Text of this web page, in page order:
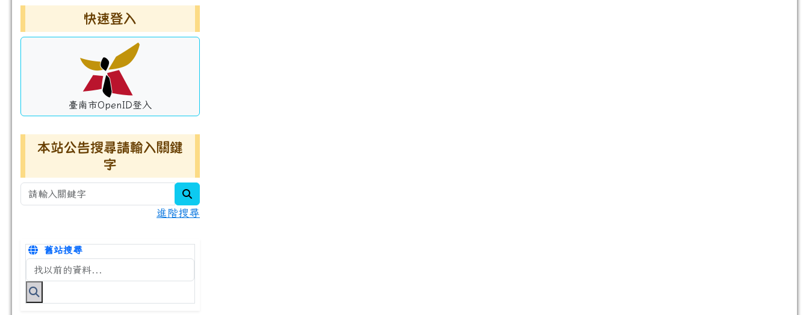
左邊區域內容
快速登入
臺南市OpenID登入
本站公告搜尋請輸入關鍵
字
進階搜尋
舊站搜尋
搜尋台南市永康國小全球資訊網關鍵字